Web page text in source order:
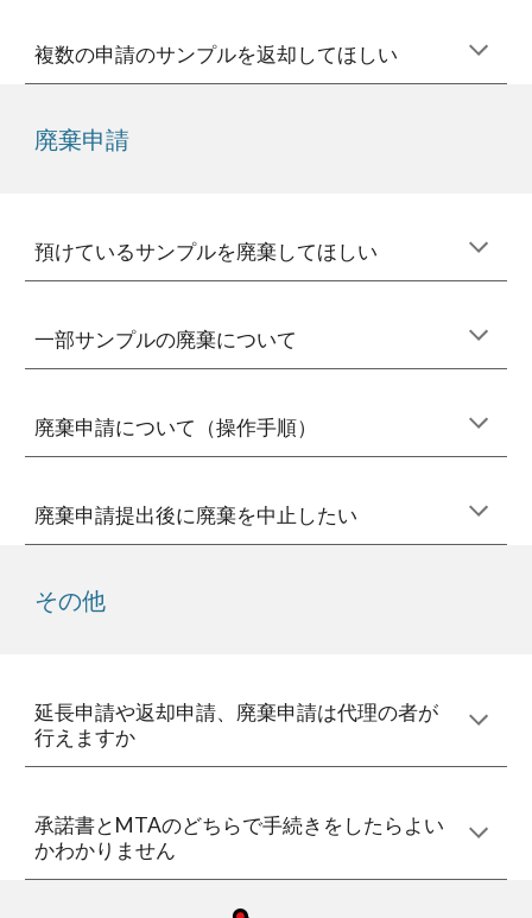
複数の申請のサンプルを返却してほしい
廃棄申請
預けているサンプルを廃棄してほしい
一部サンプルの廃棄について
廃棄申請について（操作手順）
廃棄申請提出後に廃棄を中止したい
その他
延長申請や返却申請、廃棄申請は代理の者が
行えますか
承諾書とMTAのどちらで手続きをしたらよい
かわかりません